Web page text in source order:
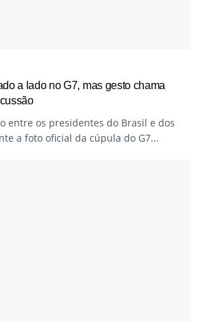
a lado no G7, mas gesto chama
entre os presidentes do Brasil e dos
a foto oficial da cúpula do G7...